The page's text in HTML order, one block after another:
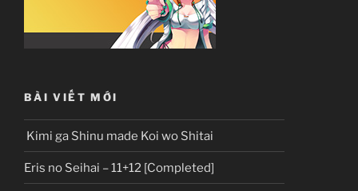
BÀI VIẾT MỚI
Kimi ga Shinu made Koi wo Shitai
Eris no Seihai – 11+12 [Completed]